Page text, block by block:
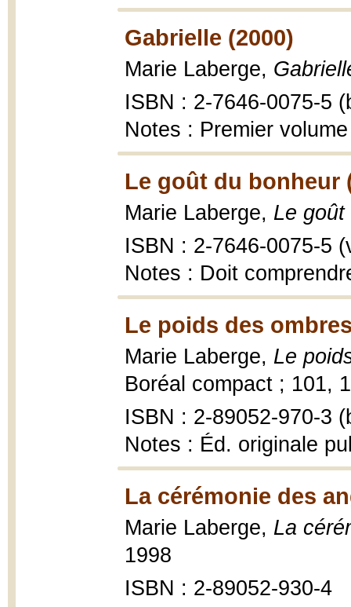
Gabrielle (2000)
Marie Laberge,
ISBN : 2-7646-0075-5
Notes : Premier
Le goût du bonheur
Marie Laberge, Le goût
ISBN : 2-7646-0075-5
Notes : Doit
Le poids des
Marie Laberge, Le
Boréal compact ; 101,
ISBN : 2-89052-970-3
Notes : Éd. originale
La cérémonie des
Marie Laberge, La
1998
ISBN : 2-89052-930-4